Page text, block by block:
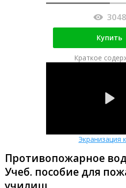
3048
Купить
Краткое
Экранизация
Противопожарное
Учеб. пособие для